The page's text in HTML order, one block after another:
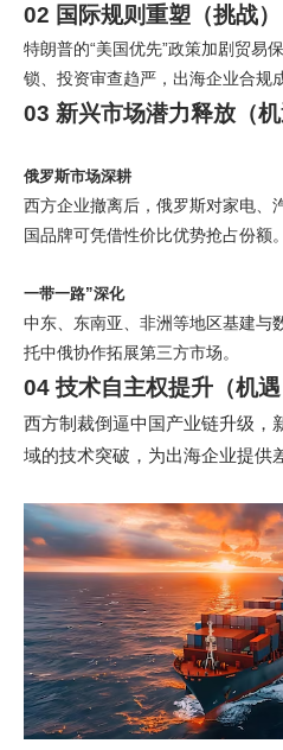
02 国际规则重塑（挑战）
特朗普的“美国优先”政策加剧贸易
锁、投资审查趋严，出海企业合规
03 新兴市场潜力释放（机
俄罗斯市场深耕
西方企业撤离后，俄罗斯对家电、
国品牌可凭借性价比优势抢占份额。
一带一路”深化
中东、东南亚、非洲等地区基建与
托中俄协作拓展第三方市场。
04 技术自主权提升（机遇
西方制裁倒逼中国产业链升级，
域的技术突破，为出海企业提供